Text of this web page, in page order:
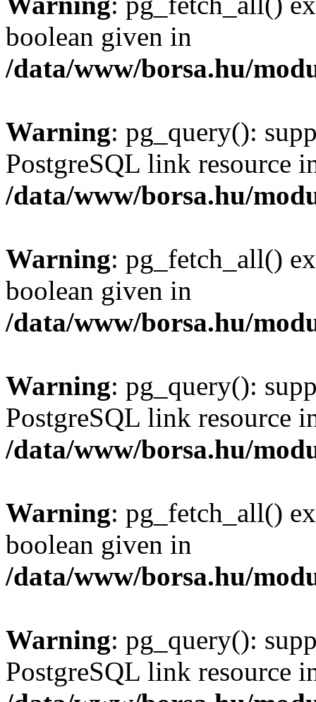
boolean given in
/data/www/borsa.hu/
Warning: pg_query():
PostgreSQL link resource
/data/www/borsa.hu/
Warning: pg_fetch_all()
boolean given in
/data/www/borsa.hu/
Warning: pg_query():
PostgreSQL link resource
/data/www/borsa.hu/
Warning: pg_fetch_all()
boolean given in
/data/www/borsa.hu/
Warning: pg_query():
PostgreSQL link resource